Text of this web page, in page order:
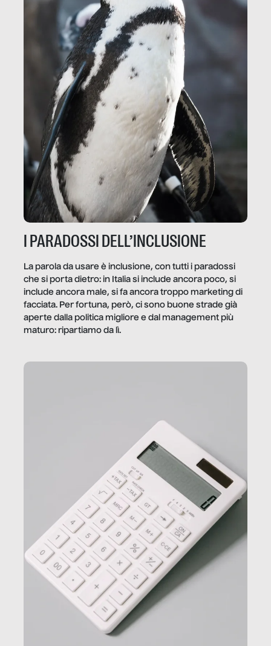
I PARADOSSI DELL’INCLUSIONE
La parola da usare è inclusione, con tutti i paradossi
che si porta dietro: in Italia si include ancora poco, si
include ancora male, si fa ancora troppo marketing di
facciata. Per fortuna, però, ci sono buone strade già
aperte dalla politica migliore e dal management più
maturo: ripartiamo da lì.